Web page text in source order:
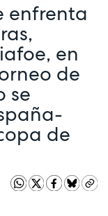
enfrenta
en
de
se
de